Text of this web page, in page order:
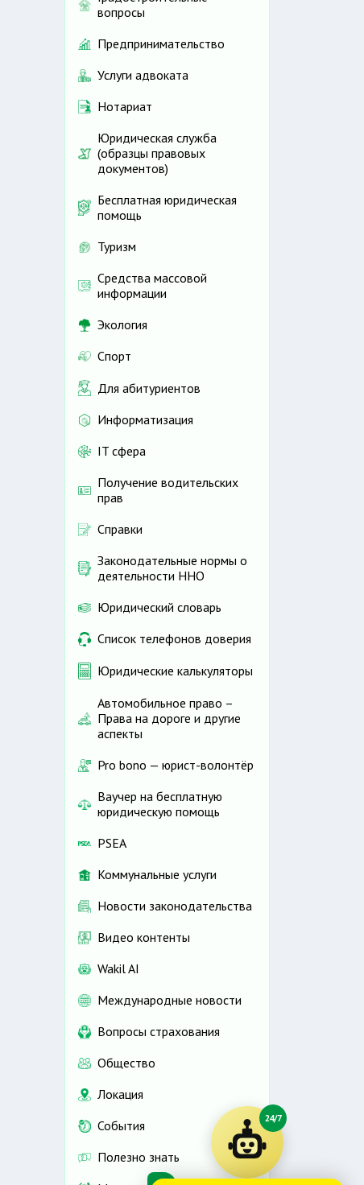
вопросы
Предпринимательство
Услуги адвоката
Нотариат
Юридическая служба
(образцы правовых
документов)
Бесплатная юридическая
помощь
Туризм
Средства массовой
информации
Экология
Спорт
Для абитуриентов
Информатизация
IT сфера
Получение водительских
прав
Справки
Законодательные нормы о
деятельности ННО
Юридический словарь
Список телефонов доверия
Юридические калькуляторы
Автомобильное право –
Права на дороге и другие
аспекты
Pro bono — юрист-волонтёр
Ваучер на бесплатную
юридическую помощь
PSEA
Коммунальные услуги
Новости законодательства
Видео контенты
Wakil AI
Международные новости
Вопросы страхования
Общество
Локация
События
Полезно знать
24/7